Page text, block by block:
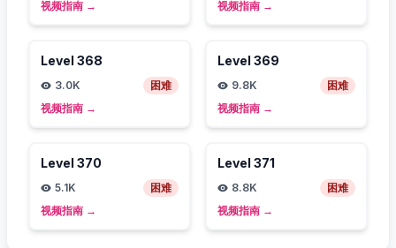
视频指南 →
视频指南 →
Level 368
3.0K
困难
视频指南 →
Level 369
9.8K
困难
视频指南 →
Level 370
5.1K
困难
视频指南 →
Level 371
8.8K
困难
视频指南 →